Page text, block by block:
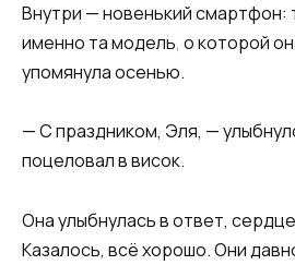
Внутри — новенький смартфон:
именно та модель, о которой
упомянула осенью.
— С праздником, Эля, —
поцеловал в висок.
Она улыбнулась в ответ,
Казалось, всё хорошо. Они